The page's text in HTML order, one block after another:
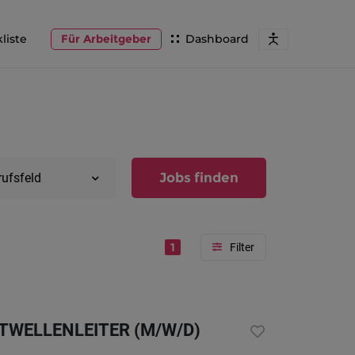
Dashboard
Für Arbeitgeber
Jobs finden
1
(M/W/D)